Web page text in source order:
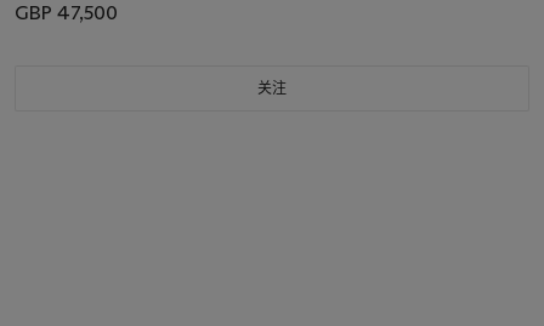
GBP 47,500
关注